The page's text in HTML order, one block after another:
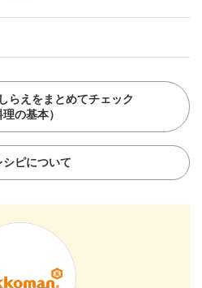
らえをまとめてチェック
理の基本）
シピについて